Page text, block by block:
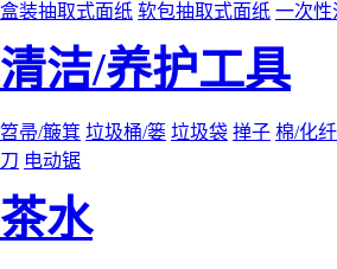
盒装抽取式面纸 软包抽取式面纸 一次性
清洁/养护工具
笤帚/簸箕 垃圾桶/篓 垃圾袋 掸子 棉/化
刀 电动锯
茶水